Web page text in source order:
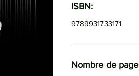
ISBN:
9789931733171
Nombre de